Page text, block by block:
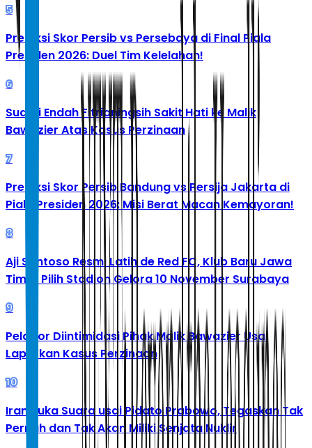
5
Prediksi Skor Persib vs Persebaya di Final Piala
Presiden 2026: Duel Tim Kelelahan!
6
Suami Endah Fitrianingsih Sakit Hati ke Malik
Bawazier Atas Kasus Perzinaan
7
Prediksi Skor Persib Bandung vs Persija Jakarta di
Piala Presiden 2026: Misi Berat Macan Kemayoran!
8
Aji Santoso Resmi Latih de Red FC, Klub Baru Jawa
Timur Pilih Stadion Gelora 10 November Surabaya
9
Pelapor Diintimidasi Pihak Malik Bawazier Usai
Laporkan Kasus Perzinaan
10
Iran Buka Suara usai Pidato Prabowo, Tegaskan Tak
Pernah dan Tak Akan Miliki Senjata Nuklir